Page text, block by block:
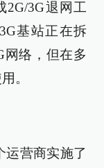
2G/3G退网工
基站正在拆
网络，但在多
。
运营商实施了